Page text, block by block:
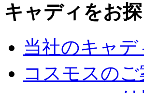
キャディをお
当社のキャ
コスモスのご